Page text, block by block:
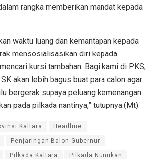
rangka memberikan mandat kepada
waktu luang dan kemantapan kepada
mensosialisasikan diri kepada
kursi tambahan. Bagi kami di PKS,
akan lebih bagus buat para calon agar
bergerak supaya peluang kemenangan
pada pilkada nantinya,” tutupnya.(Mt)
Kaltara Headline
Penjaringan Balon Gubernur
Pilkada Kaltara Pilkada Nunukan